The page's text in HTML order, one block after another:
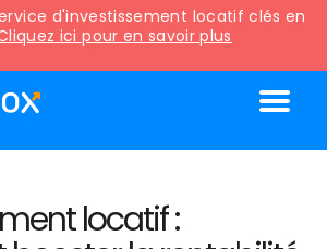
d'investissement locatif clés en
ici pour en savoir plus
locatif :